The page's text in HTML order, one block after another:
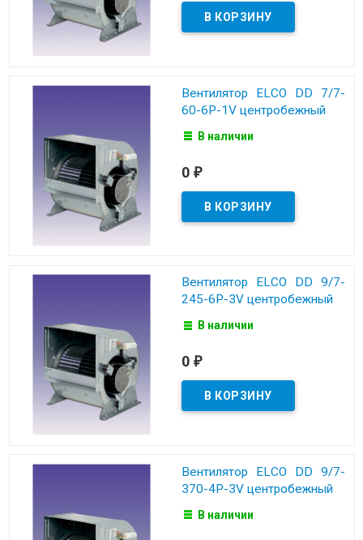
Вентилятор ELCO DD 7/7-
60-6P-1V центробежный
В наличии
0 ₽
Вентилятор ELCO DD 9/7-
245-6P-3V центробежный
В наличии
0 ₽
Вентилятор ELCO DD 9/7-
370-4P-3V центробежный
В наличии